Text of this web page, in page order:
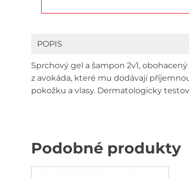
POPIS
Sprchový gel a šampon 2v1,
z avokáda, které mu dodávají
pokožku a vlasy. Dermatologicky
Podobné produkty